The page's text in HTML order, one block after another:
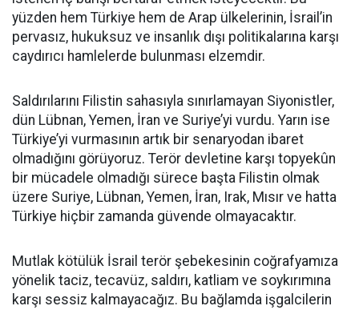
yüzden hem Türkiye hem de Arap ülkelerinin, İsrail’in
pervasız, hukuksuz ve insanlık dışı politikalarına karşı
caydırıcı hamlelerde bulunması elzemdir.
Saldırılarını Filistin sahasıyla sınırlamayan Siyonistler,
dün Lübnan, Yemen, İran ve Suriye’yi vurdu. Yarın ise
Türkiye’yi vurmasının artık bir senaryodan ibaret
olmadığını görüyoruz. Terör devletine karşı topyekûn
bir mücadele olmadığı sürece başta Filistin olmak
üzere Suriye, Lübnan, Yemen, İran, Irak, Mısır ve hatta
Türkiye hiçbir zamanda güvende olmayacaktır.
Mutlak kötülük İsrail terör şebekesinin coğrafyamıza
yönelik taciz, tecavüz, saldırı, katliam ve soykırımına
karşı sessiz kalmayacağız. Bu bağlamda işgalcilerin